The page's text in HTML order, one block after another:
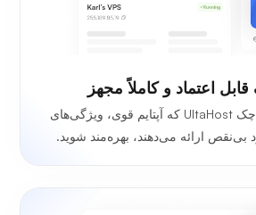
از سرورهای VPS چک UltaHost که آپتایم قوی، ویژگی‌های
بی‌نقص ارائه می‌دهند، بهره‌مند شوید.